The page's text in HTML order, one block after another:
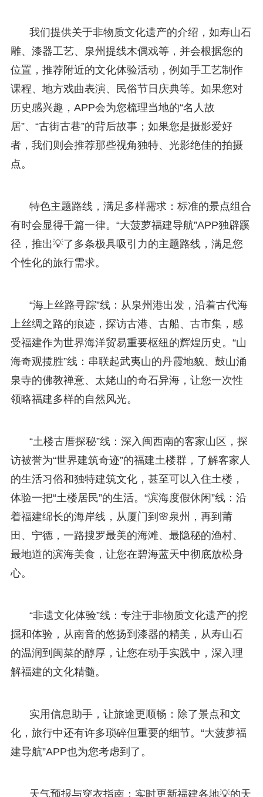
我们提供关于非物质文化遗产的介绍，如寿山石
雕、漆器工艺、泉州提线木偶戏等，并会根据您的
位置，推荐附近的文化体验活动，例如手工艺制作
课程、地方戏曲表演、民俗节日庆典等。如果您对
历史感兴趣，APP会为您梳理当地的“名人故
居”、“古街古巷”的背后故事；如果您是摄影爱好
者，我们则会推荐那些视角独特、光影绝佳的拍摄
点。
特色主题路线，满足多样需求：标准的景点组合
有时会显得千篇一律。“大菠萝福建导航”APP独辟蹊
径，推出💡了多条极具吸引力的主题路线，满足您
个性化的旅行需求。
“海上丝路寻踪”线：从泉州港出发，沿着古代海
上丝绸之路的痕迹，探访古港、古船、古市集，感
受福建作为世界海洋贸易重要枢纽的辉煌历史。“山
海奇观揽胜”线：串联起武夷山的丹霞地貌、鼓山涌
泉寺的佛教禅意、太姥山的奇石异海，让您一次性
领略福建多样的自然风光。
“土楼古厝探秘”线：深入闽西南的客家山区，探
访被誉为“世界建筑奇迹”的福建土楼群，了解客家人
的生活习俗和独特建筑文化，甚至可以入住土楼，
体验一把“土楼居民”的生活。“滨海度假休闲”线：沿
着福建绵长的海岸线，从厦门到🌸泉州，再到莆
田、宁德，一路搜罗最美的海滩、最隐秘的渔村、
最地道的滨海美食，让您在碧海蓝天中彻底放松身
心。
“非遗文化体验”线：专注于非物质文化遗产的挖
掘和体验，从南音的悠扬到漆器的精美，从寿山石
的温润到闽菜的醇厚，让您在动手实践中，深入理
解福建的文化精髓。
实用信息助手，让旅途更顺畅：除了景点和文
化，旅行中还有许多琐碎但重要的细节。“大菠萝福
建导航”APP也为您考虑到了。
天气预报与穿衣指南：实时更新福建各地💡的天